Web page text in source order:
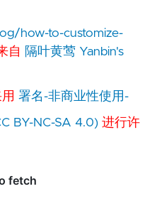
how-to-customize-
自
隔叶黄莺 Yanbin's
用署名-非商业性使用-
BY-NC-SA 4.0) 进行许